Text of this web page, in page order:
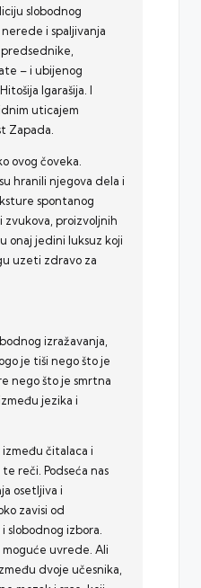
slobodnog
i spaljivanja
– i ubijenog
Igarašija. I
uticajem
Zapada.
ovog čoveka.
hranili njegova dela i
spontanog
zvukova, proizvoljnih
onaj jedini luksuz koji
uzeti zdravo za
izražavanja,
je tiši nego što je
nego što je smrtna
jezika i
čitalaca i
reči. Podseća nas
osetljiva i
zavisi od
slobodnog izbora.
uvrede. Ali
dvoje učesnika,